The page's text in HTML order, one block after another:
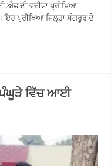
ਦੀ ਵਜ਼ੀਫਾ ਪ੍ਰੀਖਿਆ
ਪ੍ਰੀਖਿਆ ਜਿਲ੍ਹਾ ਸੰਗਰੂਰ ਦੇ
ਪੰਘੂੜੇ ਵਿੱਚ ਆਈ